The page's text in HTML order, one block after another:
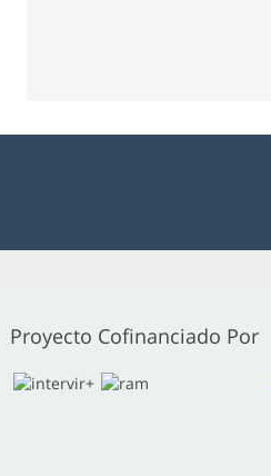
Proyecto Cofinanciado Por